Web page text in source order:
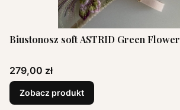
Biustonosz soft ASTRID Green Flower
Cena
279,00 zł
Zobacz produkt